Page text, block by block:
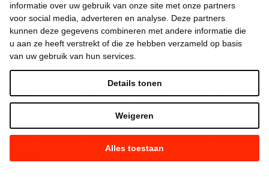
informatie over uw gebruik van onze site met onze partners
voor social media, adverteren en analyse. Deze partners
kunnen deze gegevens combineren met andere informatie die
u aan ze heeft verstrekt of die ze hebben verzameld op basis
van uw gebruik van hun services.
Alles toestaan
Weigeren
Details tonen
de uitbreiding van sociale huisvesting blijven financieren,
zelfs als het verplichte aantal sociale woningen bereikt is
in de stad. Het moet de financiering sociale begeleiding
door nieuwe woonmaatschappijen verdubbelen, er moet
van één per 1.000. En: Vlaanderen moet ook ‘voor eigen
deur vegen’ en zorgen voor een betere samenwerking -
bevoegdheden Welzijn, Wonen en Energie, met focus op
meer betaalbaar wonen en ondersteuning van kwetsbare